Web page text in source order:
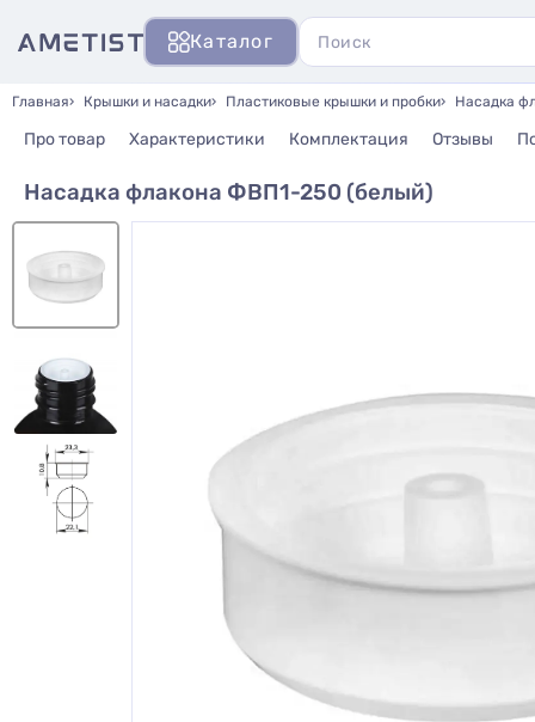
Каталог
Главная Крышки и насадки Пластиковые крышки и пробки Насадка
Про товар Характеристики Комплектация Отзывы
Насадка флакона ФВП1-250 (белый)